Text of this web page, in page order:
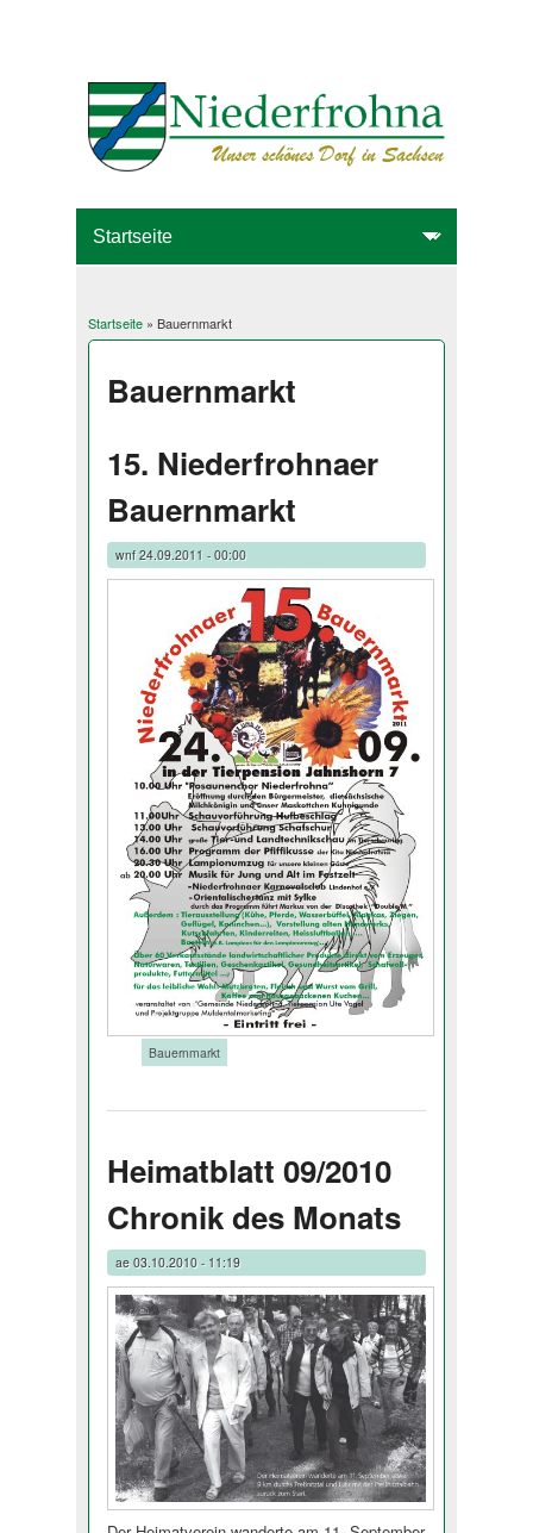
Sie sind hier
Startseite» Bauernmarkt
Bauernmarkt
15. Niederfrohnaer
Bauernmarkt
wnf24.09.2011 - 00:00
Bauernmarkt
Heimatblatt 09/2010
Chronik des Monats
ae03.10.2010 - 11:19